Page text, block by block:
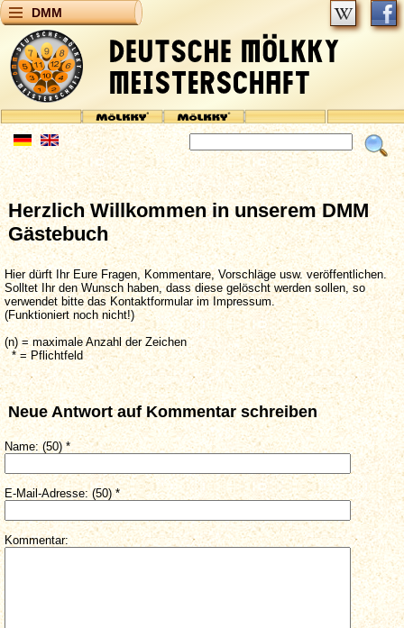
DMM
Herzlich Willkommen in unserem DMM
Gästebuch
Hier dürft Ihr Eure Fragen, Kommentare, Vorschläge usw. veröffentlichen.
Solltet Ihr den Wunsch haben, dass diese gelöscht werden sollen, so
verwendet bitte das Kontaktformular im Impressum.
(Funktioniert noch nicht!)
(n) = maximale Anzahl der Zeichen
* = Pflichtfeld
Neue Antwort auf Kommentar schreiben
Name: (50) *
E-Mail-Adresse: (50) *
Kommentar: